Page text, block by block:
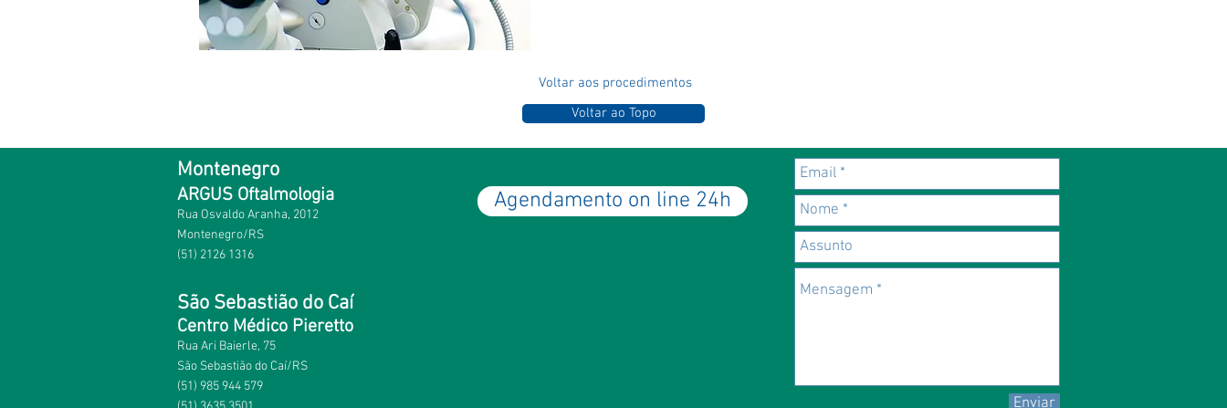
Voltar aos procedimentos
Voltar ao Topo
Montenegro
ARGUS Oftalmologia
Rua Osvaldo Aranha, 2012
Montenegro/RS
(51) 2126 1316
São Sebastião do Caí
Centro Médico Pieretto
Rua Ari Baierle, 75
São Sebastião do Caí/RS
(51) 985 944 579
Agendamento on line 24h
Enviar